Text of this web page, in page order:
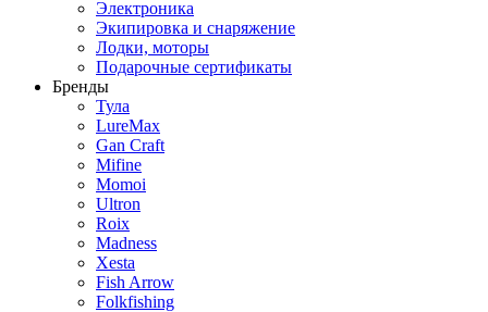
Электроника
Экипировка и снаряжение
Лодки, моторы
Подарочные сертификаты
Бренды
Тула
LureMax
Gan Craft
Mifine
Momoi
Ultron
Roix
Madness
Xesta
Fish Arrow
Folkfishing